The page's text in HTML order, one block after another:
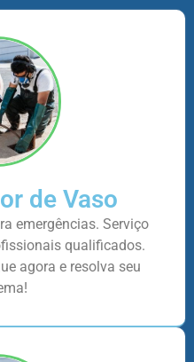
de Vaso
emergências. Serviço
qualificados.
agora e resolva seu